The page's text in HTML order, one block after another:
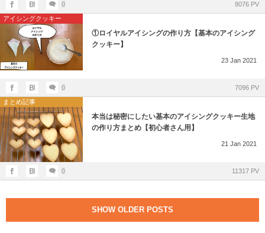
0
8076 PV
アイシングクッキー
①ロイヤルアイシングの作り方【基本のアイシング
クッキー】
23 Jan 2021
0
7096 PV
まとめ記事
本当は秘密にしたい基本のアイシングクッキー生地
の作り方まとめ【初心者さん用】
21 Jan 2021
0 11317 PV
SHOW OLDER POSTS